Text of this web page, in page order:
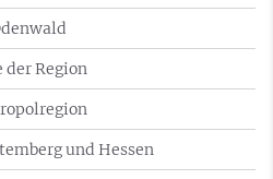
der Region
und Hessen